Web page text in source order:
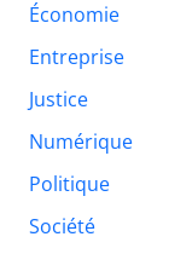
Économie
Entreprise
Justice
Numérique
Politique
Société